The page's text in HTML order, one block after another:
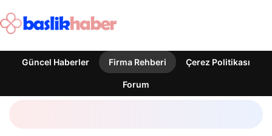
Güncel Haberler Firma Rehberi Çerez Politikası
Forum